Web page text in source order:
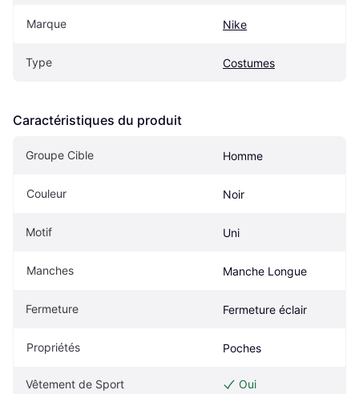
Marque Nike
Type Costumes
Caractéristiques du produit
Groupe Cible Homme
Couleur Noir
Motif Uni
Manches Manche Longue
Fermeture Fermeture éclair
Propriétés Poches
Vêtement de Sport Oui